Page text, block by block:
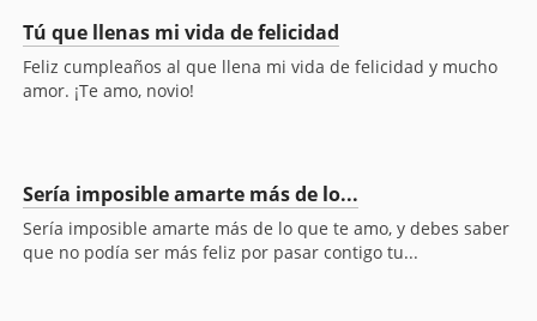
Tú que llenas mi vida de felicidad
Feliz cumpleaños al que llena mi vida de felicidad y mucho
amor. ¡Te amo, novio!
Sería imposible amarte más de lo...
Sería imposible amarte más de lo que te amo, y debes saber
que no podía ser más feliz por pasar contigo tu...